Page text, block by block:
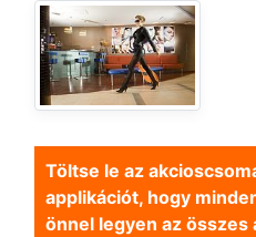
Töltse le az
applikációt, hogy
önnel legyen az összes